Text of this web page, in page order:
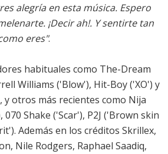
alegría en esta música. Espero
¡Decir ah!. Y sentirte tan
eres".
habituales como The-Dream
Williams ('Blow'), Hit-Boy ('XO') y
y otros más recientes como Nija
Shake ('Scar'), P2J ('Brown skin
Además en los créditos Skrillex,
Nile Rodgers, Raphael Saadiq,